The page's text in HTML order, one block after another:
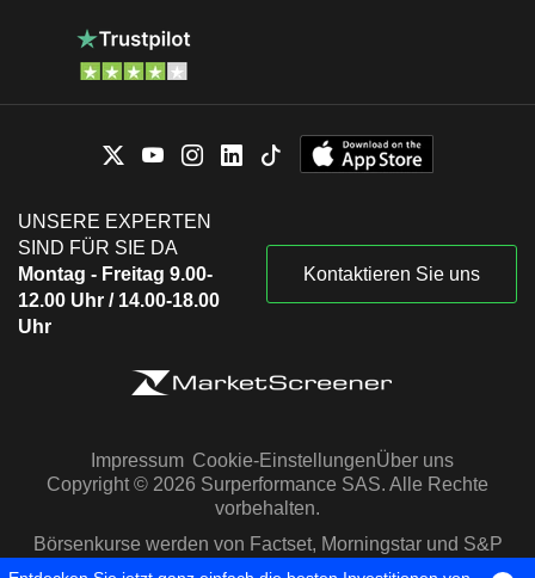
UNSERE EXPERTEN
SIND FÜR SIE DA
Montag - Freitag 9.00-
12.00 Uhr / 14.00-18.00
Uhr
Kontaktieren Sie uns
Impressum Cookie-EinstellungenÜber uns
Copyright © 2026 Surperformance SAS. Alle Rechte
vorbehalten.
Börsenkurse werden von Factset, Morningstar und S&P
Capital IQ zur Verfügung gestellt